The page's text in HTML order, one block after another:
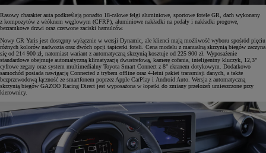
Rasowy charakter auta podkreślają ponadto 18-calowe felgi aluminiowe, sportowe fotele GR, dach wykonany
z kompozytów z włóknem węglowym (CFRP), aluminiowe nakładki na pedały i nakładki progowe,
bezramkowe drzwi oraz czerwone zaciski hamulców.
Nowy GR Yaris jest dostępny wyłącznie w wersji Dynamic, ale klienci mają możliwość wyboru spośród pięciu
różnych kolorów nadwozia oraz dwóch opcji tapicerki foteli. Cena modelu z manualną skrzynią biegów zaczyna
się od 214 900 zł, natomiast wariant z automatyczną skrzynią kosztuje od 225 900 zł. Wyposażenie
standardowe obejmuje automatyczną klimatyzację dwustrefową, kamerę cofania, inteligentny kluczyk, 12,3"
cyfrowe zegary oraz system multimedialny Toyota Smart Connect z 8" ekranem dotykowym. Dodatkowo
samochód posiada nawigację Connected z trybem offline oraz 4-letni pakiet transmisji danych, a także
bezprzewodową łączność ze smartfonem poprzez Apple CarPlay i Android Auto. Wersja z automatyczną
skrzynią biegów GAZOO Racing Direct jest wyposażona w łopatki do zmiany przełożeń umieszczone przy
kierownicy.